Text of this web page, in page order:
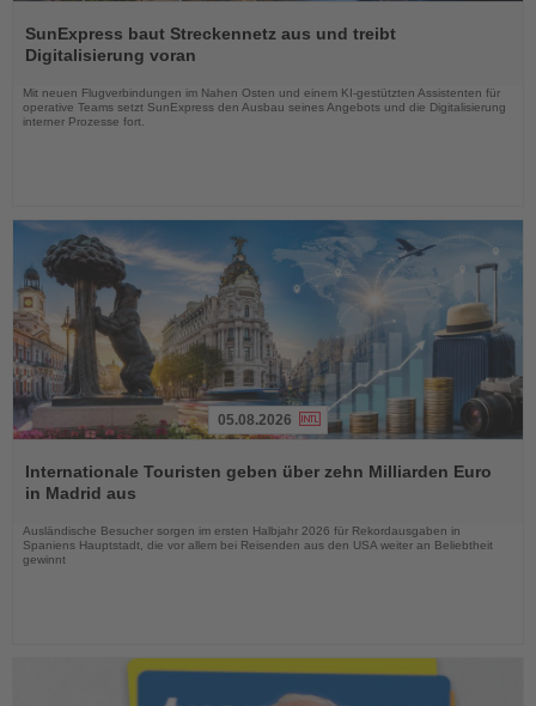
Sie
die
Nachrichten
SunExpress baut Streckennetz aus und treibt
Digitalisierung voran
Mit neuen Flugverbindungen im Nahen Osten und einem KI-gestützten Assistenten für
operative Teams setzt SunExpress den Ausbau seines Angebots und die Digitalisierung
interner Prozesse fort.
Sie
die
05.08.2026
Internationale Touristen geben über zehn Milliarden Euro
in Madrid aus
Ausländische Besucher sorgen im ersten Halbjahr 2026 für Rekordausgaben in
Spaniens Hauptstadt, die vor allem bei Reisenden aus den USA weiter an Beliebtheit
gewinnt